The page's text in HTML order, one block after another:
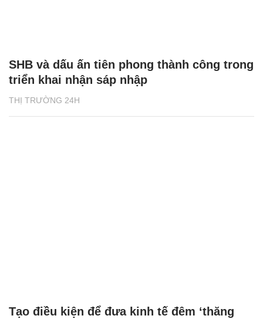
THỊ TRƯỜNG 24H
SHB và dấu ấn tiên phong thành công trong
triển khai nhận sáp nhập
Tạo điều kiện để đưa kinh tế đêm ‘thăng